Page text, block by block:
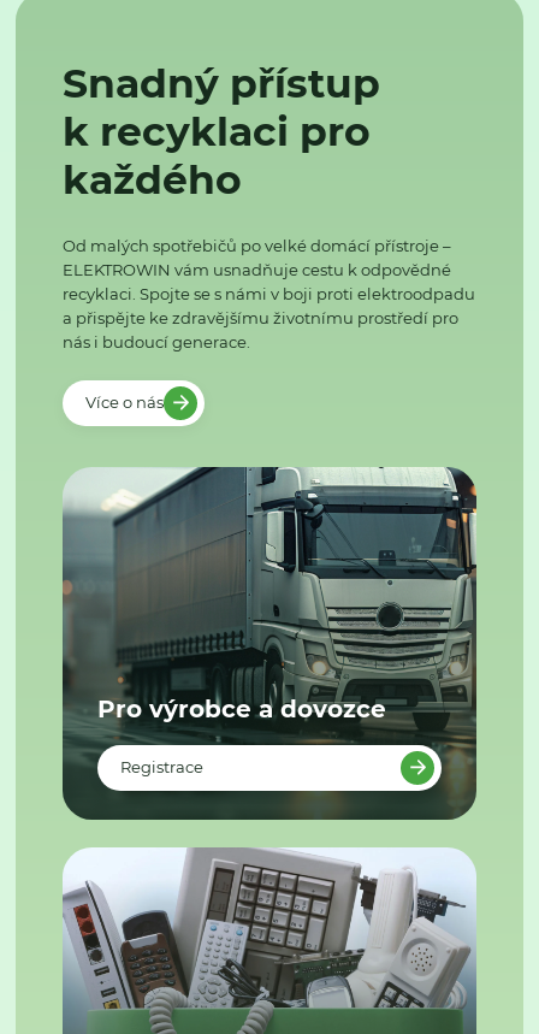
Snadný přístup
k recyklaci pro
každého
Od malých spotřebičů po velké domácí přístroje –
ELEKTROWIN vám usnadňuje cestu k odpovědné
recyklaci. Spojte se s námi v boji proti elektroodpadu
a přispějte ke zdravějšímu životnímu prostředí pro
nás i budoucí generace.
Více o nás
Pro výrobce a dovozce
Registrace